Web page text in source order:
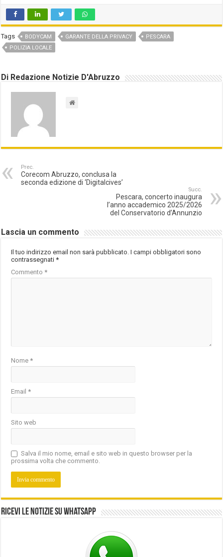
Tags BODYCAM GARANTE DELLA PRIVACY
PESCARA
POLIZIA LOCALE
Di Redazione Notizie D'Abruzzo
Prec.
Corecom Abruzzo, conclusa la
seconda edizione di ‘Digitalcives’
Succ.
Pescara, concerto inaugura
l’anno accademico 2025/2026
del Conservatorio d’Annunzio
Lascia un commento
Il tuo indirizzo email non sarà pubblicato. I campi obbligatori sono
contrassegnati*
Commento*
Nome*
Email*
Sito web
Salva il mio nome, email e sito web in questo browser per la
prossima volta che commento.
Ricevi le notizie su Whatsapp